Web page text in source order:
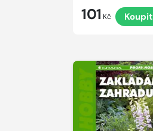
101 Kč Koupit